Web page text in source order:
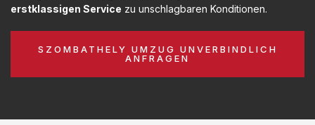
erstklassigen Service zu unschlagbaren Konditionen.
SZOMBATHELY UMZUG UNVERBINDLICH
ANFRAGEN